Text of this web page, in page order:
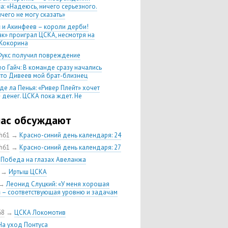
«Надеюсь, ничего серьезного.
не могу сказать»
Акинфеев – короли дерби!
проиграл ЦСКА, несмотря на
получил повреждение
Гайч: В команде сразу начались
Дивеев мой брат-близнец
ла Пенья: «Ривер Плейт» хочет
ЦСКА пока ждет. Не
Химки — ЦСКА — 0:2. Обзор
сезона в РПЛ —
победа ЦСКА. Гончаренко
11 россиян в старте
— о Гайче: «Если покупаем за
деньги, значит, рассчитываем как
форварда»
«Влашича сложно заменить,
и Дзагоеву сегодня это
Кучаев: «Гол забивает
обсуждают
→ Красно-синий день календаря: 24
→ Красно-синий день календаря: 27
Победа на глазах Авеланжа
→ Иртыш ЦСКА
Леонид Слуцкий: «У меня хорошая
соответствующая уровню и задачам
→ ЦСКА Локомотив
уход Понтуса